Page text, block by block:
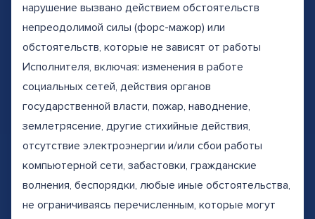
нарушение вызвано действием обстоятельств
непреодолимой силы (форс-мажор) или
обстоятельств, которые не зависят от работы
Исполнителя, включая: изменения в работе
социальных сетей, действия органов
государственной власти, пожар, наводнение,
землетрясение, другие стихийные действия,
отсутствие электроэнергии и/или сбои работы
компьютерной сети, забастовки, гражданские
волнения, беспорядки, любые иные обстоятельства,
не ограничиваясь перечисленным, которые могут